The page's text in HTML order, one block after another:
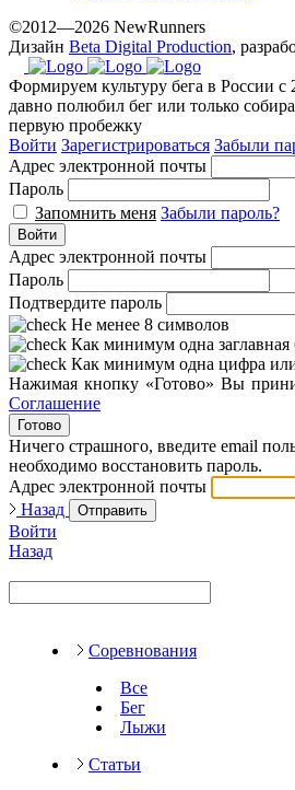
©2012—2026 NewRunners
Дизайн Beta Digital Production,
Формируем культуру бега в России с
давно полюбил бег или только
первую пробежку
Войти Зарегистрироваться Забыли
Адрес электронной почты
Пароль
Запомнить меня Забыли пароль?
Войти
Адрес электронной почты
Пароль
Подтвердите пароль
Не менее 8 символов
Как минимум одна заглавная
Как минимум одна цифра
Нажимая кнопку «Готово» Вы
Соглашение
Готово
Ничего страшного, введите email
необходимо восстановить пароль.
Адрес электронной почты
Назад
Отправить
Войти
Назад
Соревнования
Все
Бег
Лыжи
Статьи